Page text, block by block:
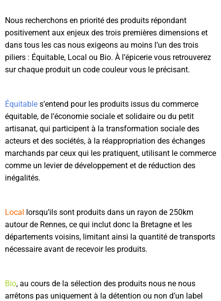
Nous recherchons en priorité des produits répondant
positivement aux enjeux des trois premières dimensions et
dans tous les cas nous exigeons au moins l’un des trois
piliers : Équitable, Local ou Bio. À l’épicerie vous retrouverez
sur chaque produit un code couleur vous le précisant.
Équitable s’entend pour les produits issus du commerce
équitable, de l’économie sociale et solidaire ou du petit
artisanat, qui participent à la transformation sociale des
acteurs et des sociétés, à la réappropriation des échanges
marchands par ceux qui les pratiquent, utilisant le commerce
comme un levier de développement et de réduction des
inégalités.
Local lorsqu’ils sont produits dans un rayon de 250km
autour de Rennes, ce qui inclut donc la Bretagne et les
départements voisins, limitant ainsi la quantité de transports
nécessaire avant de recevoir les produits.
Bio, au cours de la sélection des produits nous ne nous
arrêtons pas uniquement à la détention ou non d’un label